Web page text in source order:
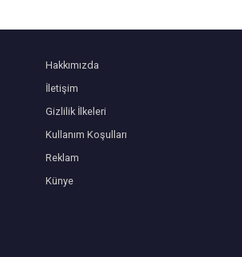
Hakkımızda
İletişim
Gizlilik İlkeleri
Kullanım Koşulları
Reklam
Künye